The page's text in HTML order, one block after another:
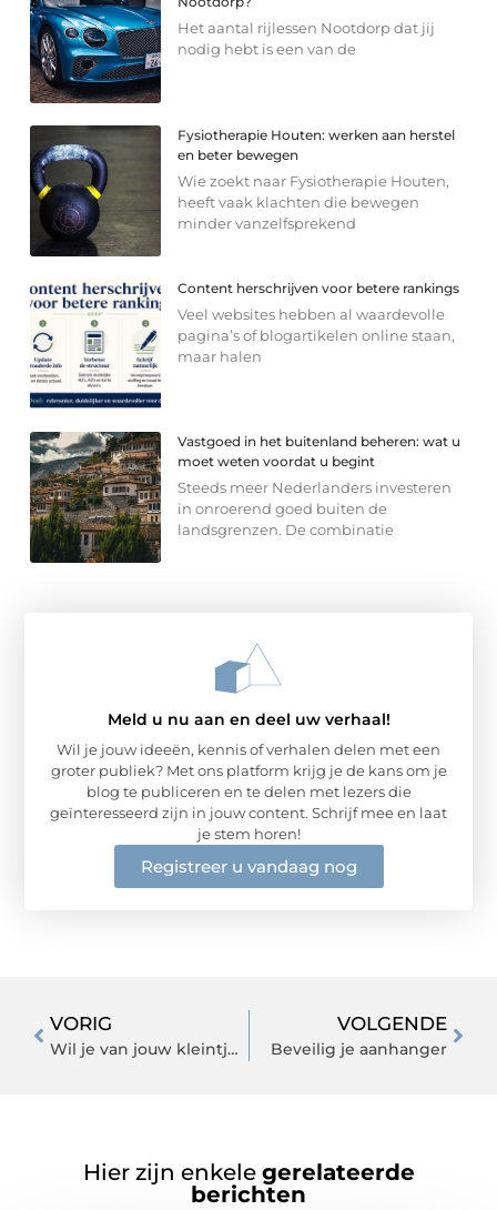
Het aantal rijlessen Nootdorp dat jij
nodig hebt is een van de
Fysiotherapie Houten: werken aan herstel
en beter bewegen
Wie zoekt naar Fysiotherapie Houten,
heeft vaak klachten die bewegen
minder vanzelfsprekend
Content herschrijven voor betere rankings
Veel websites hebben al waardevolle
pagina’s of blogartikelen online staan,
maar halen
Vastgoed in het buitenland beheren: wat u
moet weten voordat u begint
Steeds meer Nederlanders investeren
in onroerend goed buiten de
landsgrenzen. De combinatie
Meld u nu aan en deel uw verhaal!
Wil je jouw ideeën, kennis of verhalen delen met een
groter publiek? Met ons platform krijg je de kans om je
blog te publiceren en te delen met lezers die
geïnteresseerd zijn in jouw content. Schrijf mee en laat
je stem horen!
Registreer u vandaag nog
VORIG
Wil je van jouw kleintje ook een ruiter maken? Start met paarden speelgoed!
VOLGENDE
Beveilig je aanhanger
Hier zijn enkele gerelateerde
berichten